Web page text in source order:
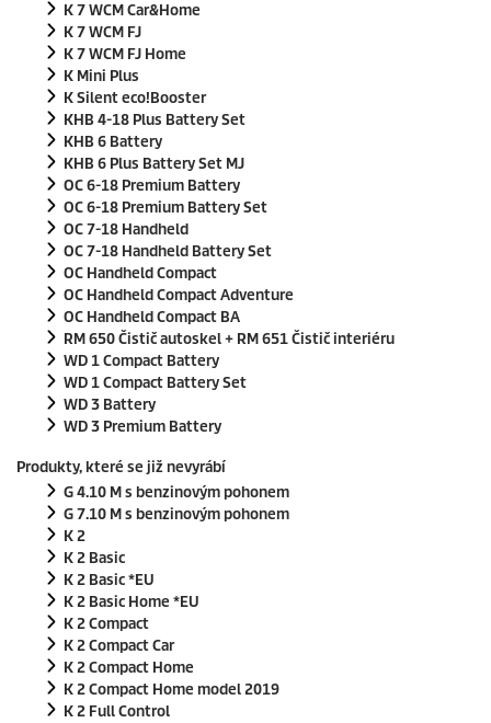
K 7 WCM Car&Home
K 7 WCM FJ
K 7 WCM FJ Home
K Mini Plus
K Silenteco!Booster
KHB 4-18 Plus Battery Set
KHB 6 Battery
KHB 6 Plus Battery Set MJ
OC 6-18 Premium Battery
OC 6-18 Premium Battery Set
OC 7-18 Handheld
OC 7-18 Handheld Battery Set
OC Handheld Compact
OC Handheld Compact Adventure
OC Handheld Compact BA
RM 650 Čistič autoskel + RM 651 Čistič interiéru
WD 1 Compact Battery
WD 1 Compact Battery Set
WD 3 Battery
WD 3 Premium Battery
Produkty, které se již nevyrábí
G 4.10 M s benzinovým pohonem
G 7.10 M s benzinovým pohonem
K 2
K 2 Basic
K 2 Basic *EU
K 2 Basic Home *EU
K 2 Compact
K 2 Compact Car
K 2 Compact Home
K 2 Compact Home model 2019
K 2 Full Control